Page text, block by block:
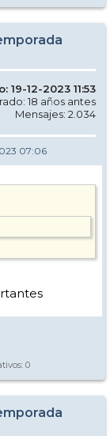
19-12-2023 11:53
18 años antes
Mensajes: 2.034
07:06
0